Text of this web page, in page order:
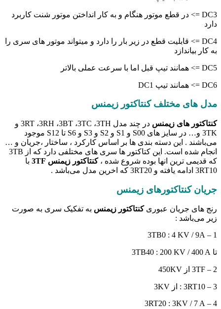
DC3 => در قطع موتور هنگام و به کار انداختن موتور شنت کاربرد
دارد
DC4 => قابلیت قطع در زیر بار را دارد و میتواند موتور های سری را
به کار بیاندازد
DC5 => همانند تیپ قبل اما با سرعت عملی بالاتر
DC6 => همانند تیپ DC1
مدل های مختلف کنتاکتور زیمنس
کنتاکتور های زیمنس
در چند مدل 3RT ،3RH ،3BT ،3TC ،3TH و
3TK و… در سایز های S00 و S1 و S2 و S3 و S6 تا S12 موجود
می‌باشند . این دسته بندی ها بر اساس کارکرد ، ساختار ،جریان و …
انجام شده است. این کتاکتور ها سری های مختلفی دارد که از 3TB
که قدیمی ترین انها بوده شروع شده ،کنتاکتور زیمنس 3TF
با
3RT10 ادامه یافته و 3RT20 که اخرین مدل می‌باشد .
جریان کنتاکتورهای زیمنس
رنج های جریان عبوری کنتاکتور زیمنس به تفکیک سری به صورت
زیر می‌باشد :
1 – 3TB0 : 4 KV / 9A
تا 3TB40 : 200 KV / 400 A
2 – 3TF از 450KV
3 – 3RT10 : از 3KV
4 – 3RT20 : 3KV / 7 A